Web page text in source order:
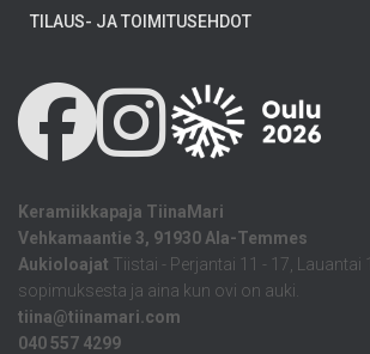
TILAUS- JA TOIMITUSEHDOT
Keramiikkapaja TiinaMari
Vehkamaantie 3, 91930 Ala-Temmes
Aukioloajat Tiistai - Perjantai 11 - 17, Lauantai
sopimuksesta ja aina kun ovi on auki.
tiina@tiinamari.com
040 557 4299